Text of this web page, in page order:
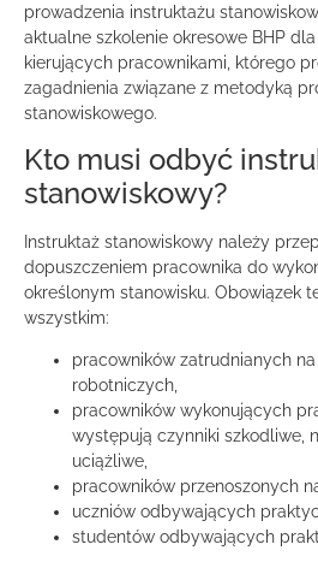
prowadzenia instruktażu
aktualne szkolenie okresowe BHP
kierujących pracownikami, którego
zagadnienia związane z metodyką
stanowiskowego.
Kto musi odbyć
stanowiskowy?
Instruktaż stanowiskowy należy
dopuszczeniem pracownika do
określonym stanowisku. Obowiązek
wszystkim:
pracowników zatrudnianych
robotniczych,
pracowników wykonujących
występują czynniki szkodliwe,
uciążliwe,
pracowników przenoszonych
uczniów odbywających
studentów odbywających